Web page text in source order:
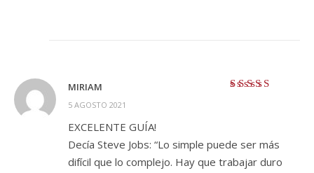
MIRIAM
5 AGOSTO 2021
EXCELENTE GUÍA!
Decía Steve Jobs: “Lo simple puede ser más
difícil que lo complejo. Hay que trabajar duro